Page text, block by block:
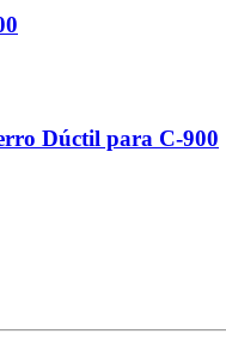
Dúctil para C-900